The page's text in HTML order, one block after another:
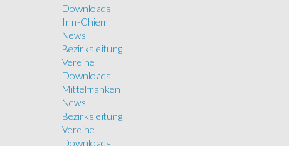
Downloads
Inn-Chiem
News
Bezirksleitung
Vereine
Downloads
Mittelfranken
News
Bezirksleitung
Vereine
Downloads